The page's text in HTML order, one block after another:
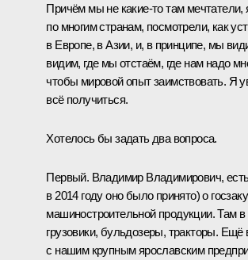
Причём мы не какие-то там мечтатели,
по многим странам, посмотрели, как
в Европе, в Азии, и, в принципе, мы
видим, где мы отстаём, где нам надо
чтобы мировой опыт заимствовать. Я
всё получиться.
Хотелось бы задать два вопроса.
Первый. Владимир Владимирович,
в 2014 году оно было принято) о
машиностроительной продукции. Там
грузовики, бульдозеры, тракторы. Ещё
с нашим крупным ярославским